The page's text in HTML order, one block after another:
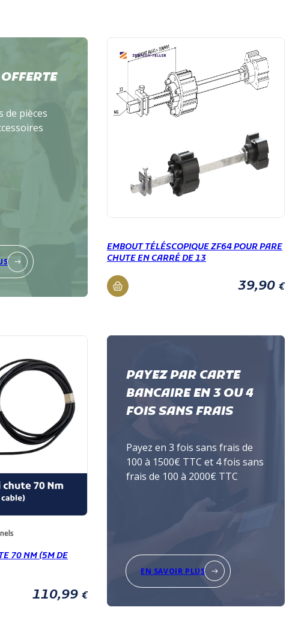
de pièces
EMBOUT TÉLÉSCOPIQUE ZF64 POUR PARE
CHUTE EN CARRÉ DE 13
39,90 €
70 NM (5M DE
110,99 €
PAYEZ PAR CARTE
BANCAIRE EN 3 OU 4
FOIS SANS FRAIS
Payez en 3 fois sans frais de
100 à 1500€ TTC et 4 fois sans
frais de 100 à 2000€ TTC
EN SAVOIR PLUS